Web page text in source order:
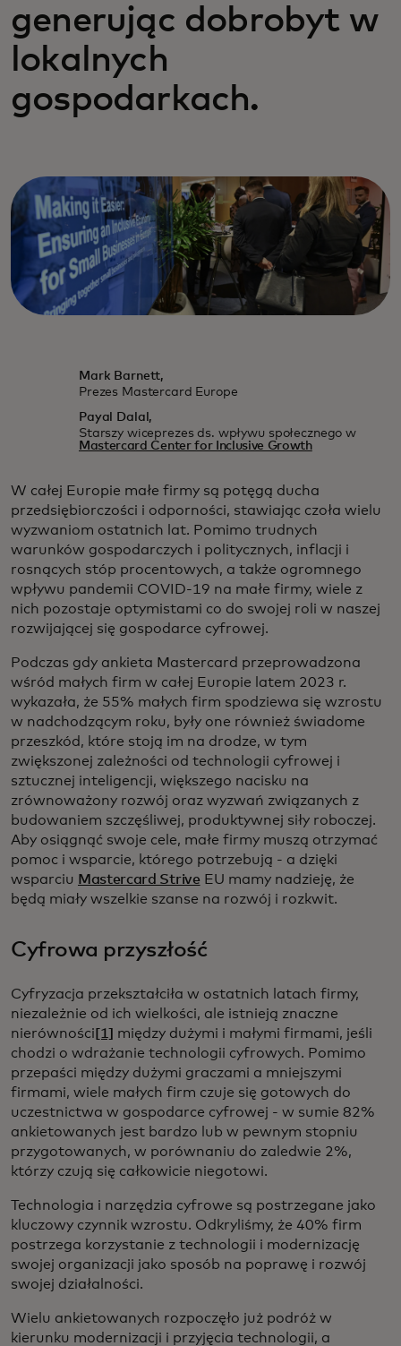
generując dobrobyt w
lokalnych
gospodarkach.
Mark Barnett,
Prezes Mastercard Europe
Payal Dalal,
Starszy wiceprezes ds. wpływu społecznego w
Mastercard Center for Inclusive Growth
W całej Europie małe firmy są potęgą ducha
przedsiębiorczości i odporności, stawiając czoła wielu
wyzwaniom ostatnich lat. Pomimo trudnych
warunków gospodarczych i politycznych, inflacji i
rosnących stóp procentowych, a także ogromnego
wpływu pandemii COVID-19 na małe firmy, wiele z
nich pozostaje optymistami co do swojej roli w naszej
rozwijającej się gospodarce cyfrowej.
Podczas gdy ankieta Mastercard przeprowadzona
wśród małych firm w całej Europie latem 2023 r.
wykazała, że 55% małych firm spodziewa się wzrostu
w nadchodzącym roku, były one również świadome
przeszkód, które stoją im na drodze, w tym
zwiększonej zależności od technologii cyfrowej i
sztucznej inteligencji, większego nacisku na
zrównoważony rozwój oraz wyzwań związanych z
budowaniem szczęśliwej, produktywnej siły roboczej.
Aby osiągnąć swoje cele, małe firmy muszą otrzymać
pomoc i wsparcie, którego potrzebują - a dzięki
wsparciu Mastercard Strive EU mamy nadzieję, że
będą miały wszelkie szanse na rozwój i rozkwit.
Cyfrowa przyszłość
Cyfryzacja przekształciła w ostatnich latach firmy,
niezależnie od ich wielkości, ale istnieją znaczne
nierówności [1] między dużymi i małymi firmami, jeśli
chodzi o wdrażanie technologii cyfrowych. Pomimo
przepaści między dużymi graczami a mniejszymi
firmami, wiele małych firm czuje się gotowych do
uczestnictwa w gospodarce cyfrowej - w sumie 82%
ankietowanych jest bardzo lub w pewnym stopniu
przygotowanych, w porównaniu do zaledwie 2%,
którzy czują się całkowicie niegotowi.
Technologia i narzędzia cyfrowe są postrzegane jako
kluczowy czynnik wzrostu. Odkryliśmy, że 40% firm
postrzega korzystanie z technologii i modernizację
swojej organizacji jako sposób na poprawę i rozwój
swojej działalności.
Wielu ankietowanych rozpoczęło już podróż w
kierunku modernizacji i przyjęcia technologii, a